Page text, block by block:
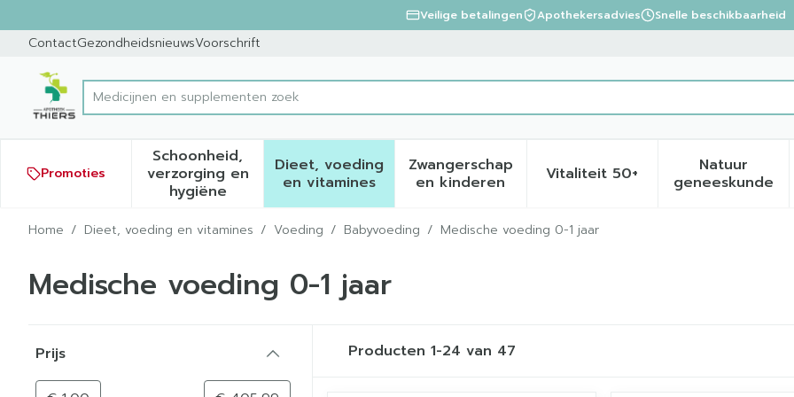
Veilige betalingen Apothekersadvies Snelle beschikbaarheid
ContactGezondheidsnieuwsVoorschrift
Product, merk, categorie...
Promoties
Schoonheid,
verzorging en
hygiëneToon submenu voor Schoonheid, verzorging en hygiëne categorie
Dieet, voeding
en vitamines
Toon submenu voor Dieet, voeding en vitamines categorie
Zwangerschap
en kinderenToon submenu voor Zwangerschap en
Vitaliteit 50+Toon submenu voor
Natuur
geneeskunde
Toon
Home / Dieet, voeding en vitamines / Voeding / Babyvoeding / Medische voeding 0-1 jaar
Medische voeding 0-1 jaar
Prijs
Producten 1-24 van 47